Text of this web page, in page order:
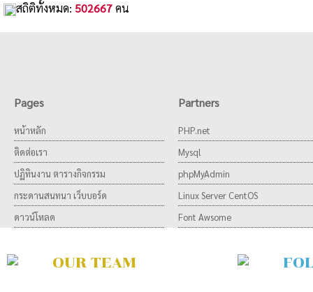
สถิติทั้งหมด: 502667คน
Pages
หน้าหลัก
ติดต่อเรา
ปฏิทินงาน ตารางกิจกรรม
กระดานสนทนา เว็บบอร์ด
ดาวน์โหลด
Partners
PHP.net
Mysql
phpMyAdmin
Linux Server CentOS
Font Awsome
OUR TEAM